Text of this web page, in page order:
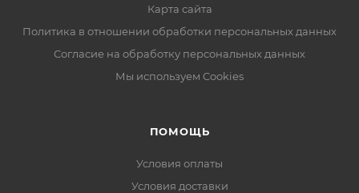
Карта сайта
Политика в отношении обработки персональных данных
Согласие на обработку персональных данных
Мы используем Cookies
ПОМОЩЬ
Условия оплаты
Условия доставки